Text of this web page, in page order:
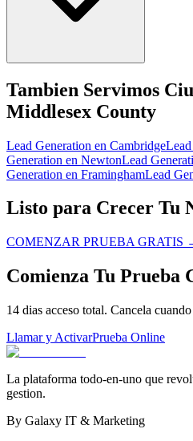
Tambien Servimos
Middlesex County
Lead Generation en Cambridge
Generation en NewtonLead
Generation en FraminghamLead
Listo para Crecer Tu
COMENZAR PRUEBA GRATIS
Comienza Tu Prueba
14 dias acceso total. Cancela
Llamar y ActivarPrueba Online
La plataforma todo-en-uno que
gestion.
By Galaxy IT & Marketing